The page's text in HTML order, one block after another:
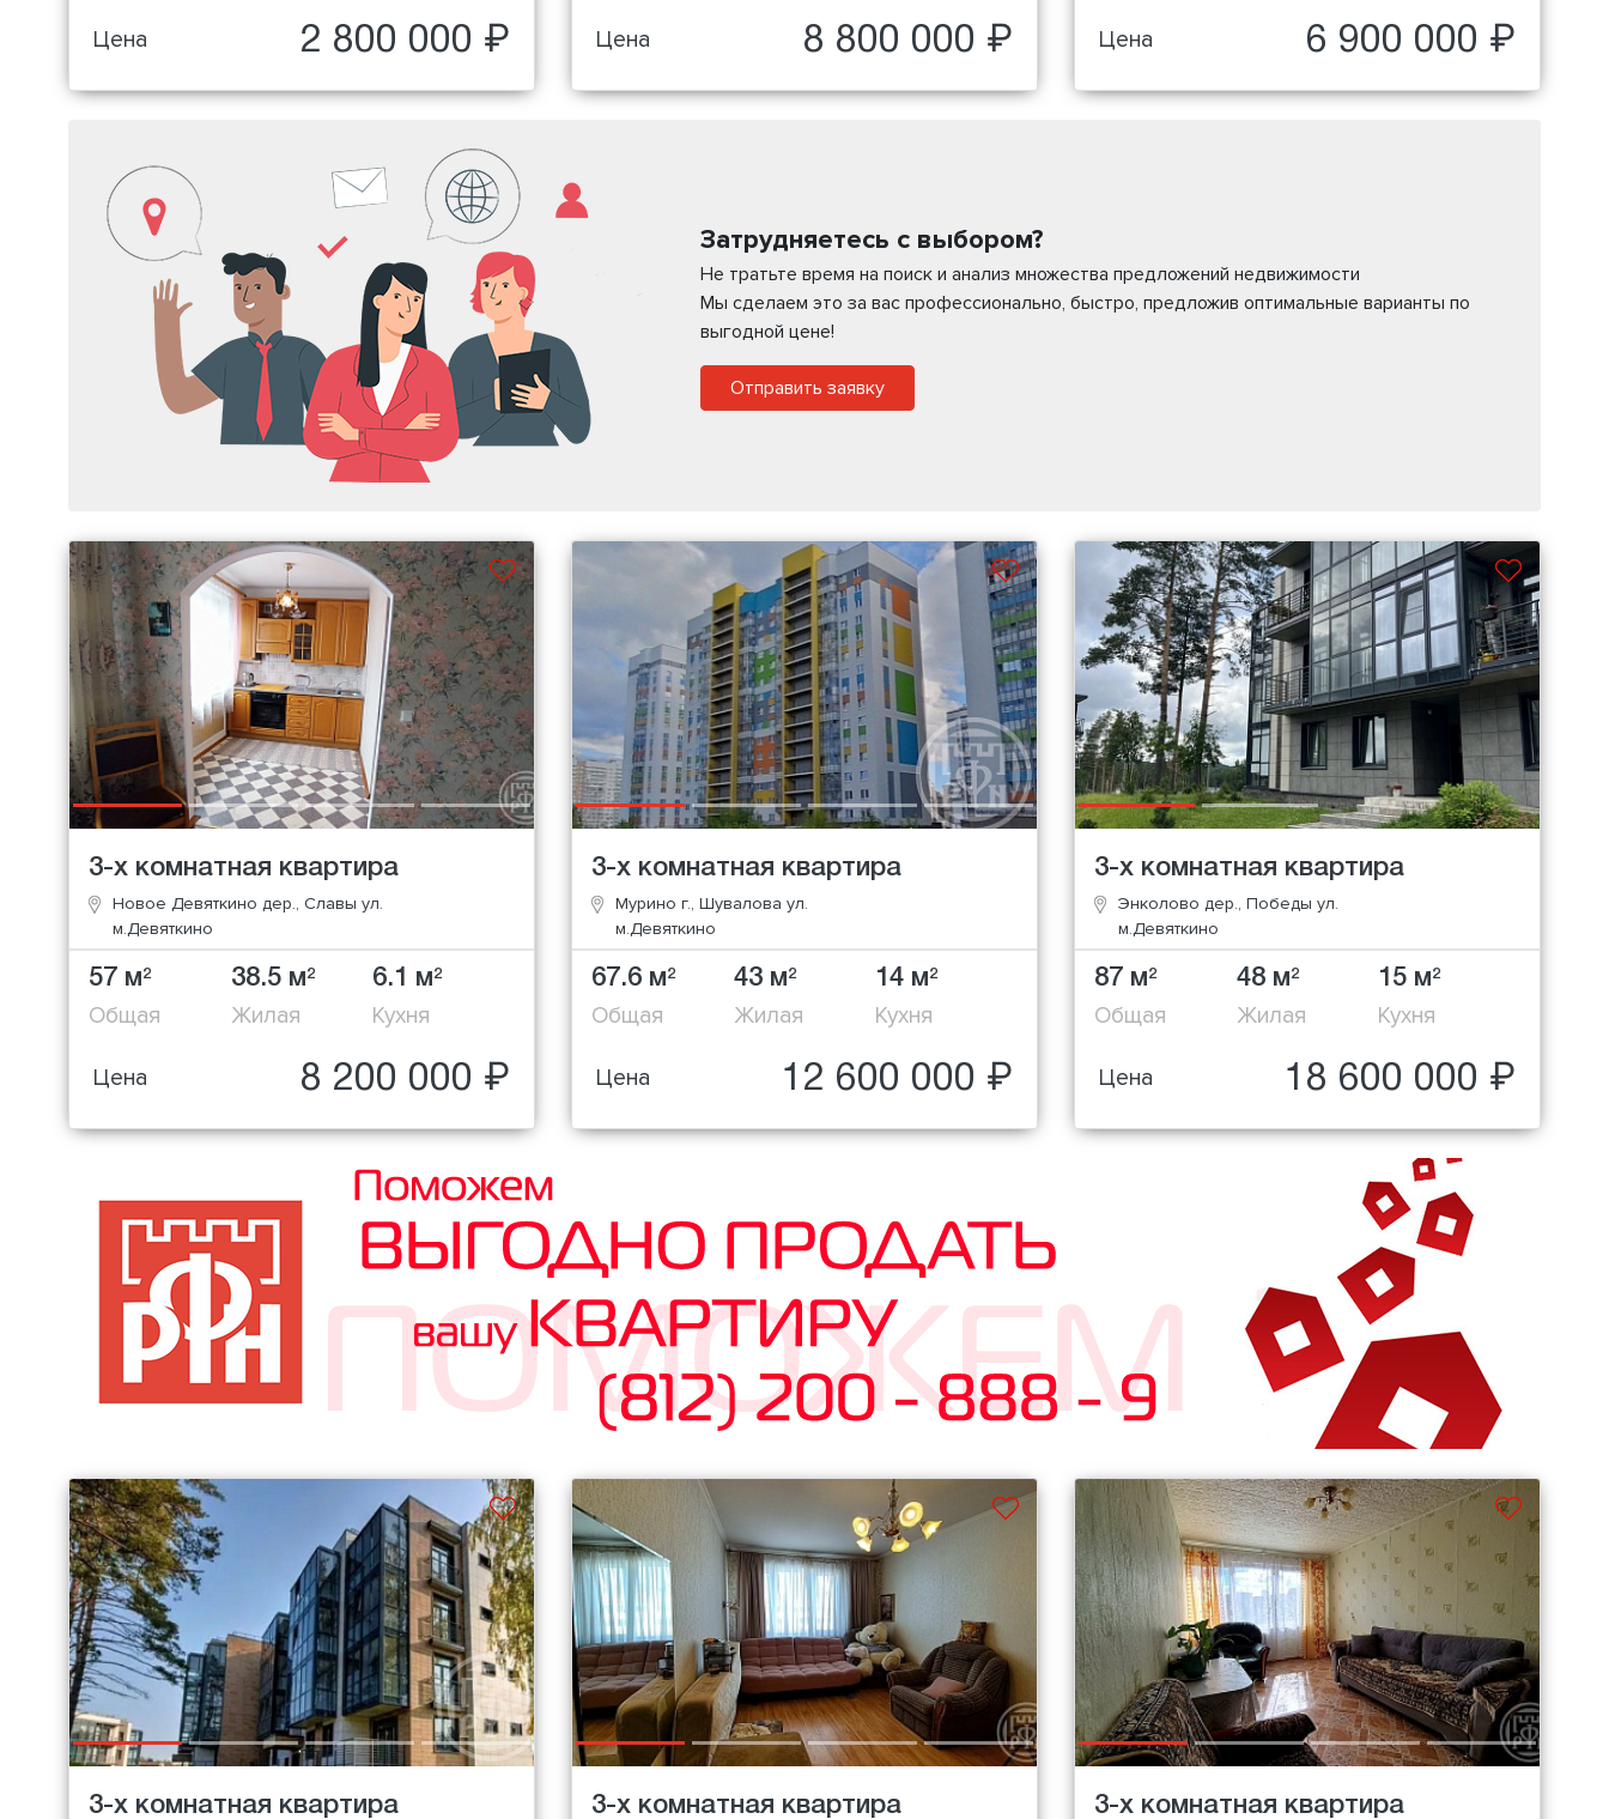
Цена 2 800 000 ₽ Цена 8 800 000 ₽ Цена 6 900 000 ₽
Затрудняетесь с выбором?
Не тратьте время на поиск и анализ множества предложений недвижимости
Мы сделаем это за вас профессионально, быстро, предложив оптимальные варианты по
выгодной цене!
Отправить заявку
3-х комнатная квартира
Новое Девяткино дер., Славы ул.
м.Девяткино
57 м2
Общая
38.5 м2
Жилая
6.1 м2
Кухня
Цена 8 200 000 ₽
3-х комнатная квартира
Мурино г., Шувалова ул.
м.Девяткино
67.6 м2
Общая
43 м2
Жилая
14 м2
Кухня
Цена 12 600 000 ₽
3-х комнатная квартира
Энколово дер., Победы ул.
м.Девяткино
87 м2
Общая
48 м2
Жилая
15 м2
Кухня
Цена 18 600 000 ₽
3-х комнатная квартира 3-х комнатная квартира 3-х комнатная квартира